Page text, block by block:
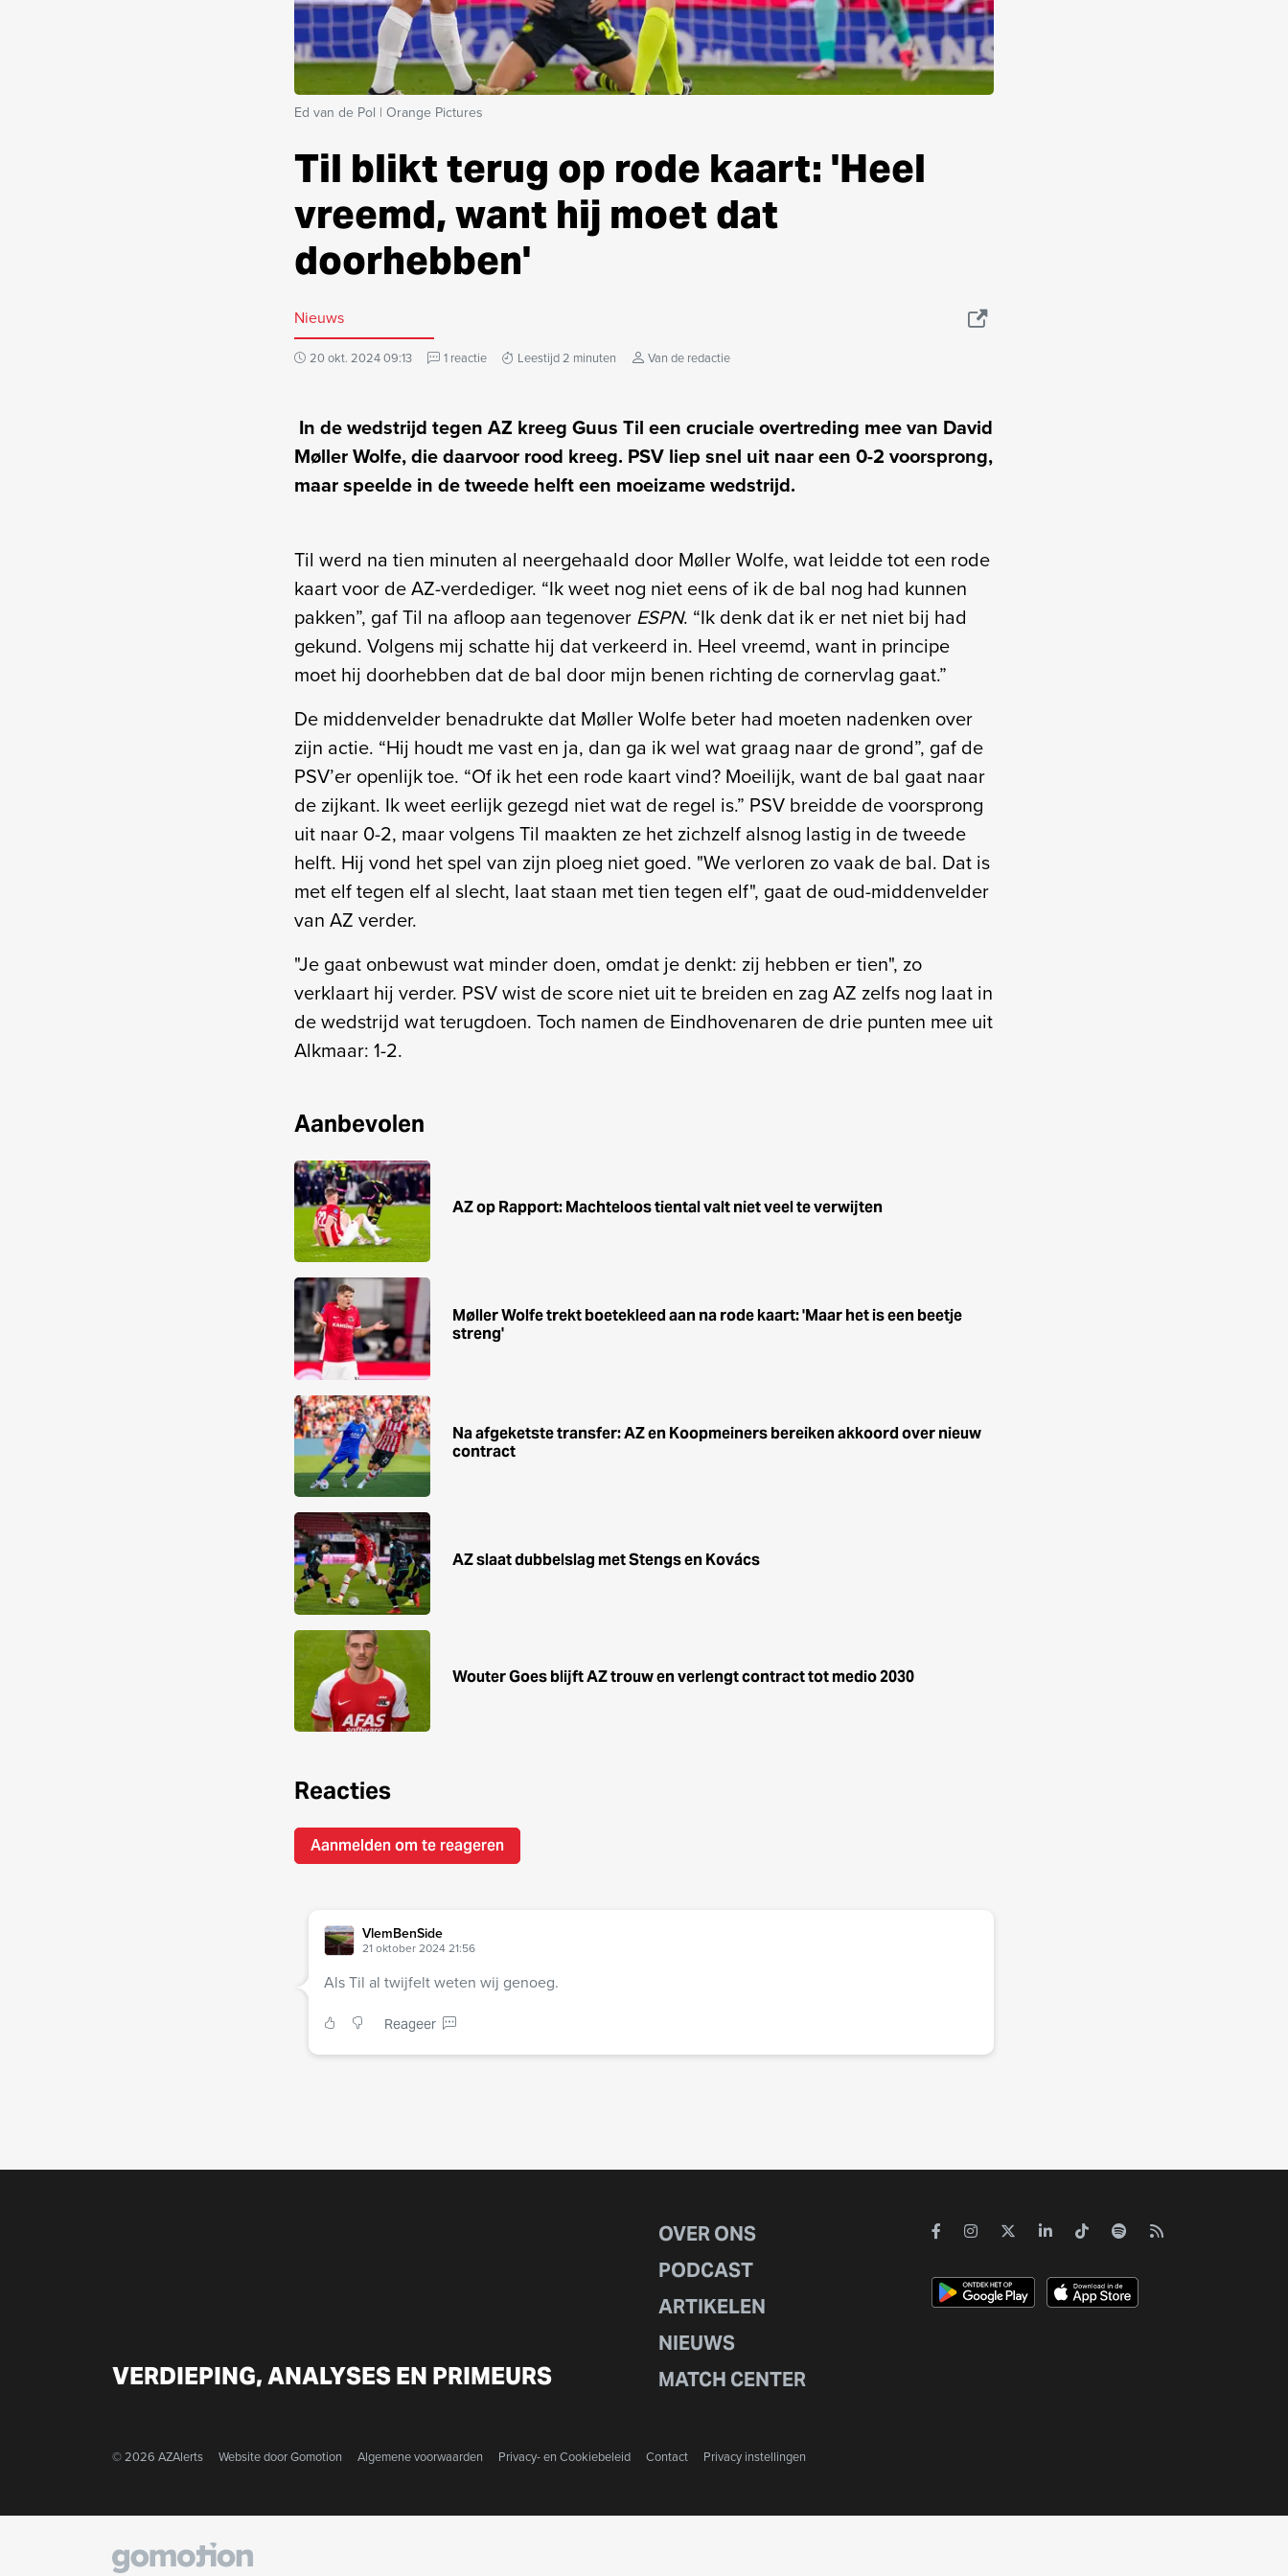
Ed van de Pol | Orange Pictures
Til blikt terug op rode kaart: 'Heel
vreemd, want hij moet dat
doorhebben'
Nieuws
20 okt. 2024 09:13 1 reactie Leestijd 2 minuten Van de redactie
In de wedstrijd tegen AZ kreeg Guus Til een cruciale overtreding mee van David
Møller Wolfe, die daarvoor rood kreeg. PSV liep snel uit naar een 0-2 voorsprong,
maar speelde in de tweede helft een moeizame wedstrijd.
Til werd na tien minuten al neergehaald door Møller Wolfe, wat leidde tot een rode
kaart voor de AZ-verdediger. “Ik weet nog niet eens of ik de bal nog had kunnen
pakken”, gaf Til na afloop aan tegenover ESPN. “Ik denk dat ik er net niet bij had
gekund. Volgens mij schatte hij dat verkeerd in. Heel vreemd, want in principe
moet hij doorhebben dat de bal door mijn benen richting de cornervlag gaat.”
De middenvelder benadrukte dat Møller Wolfe beter had moeten nadenken over
zijn actie. “Hij houdt me vast en ja, dan ga ik wel wat graag naar de grond”, gaf de
PSV’er openlijk toe. “Of ik het een rode kaart vind? Moeilijk, want de bal gaat naar
de zijkant. Ik weet eerlijk gezegd niet wat de regel is.” PSV breidde de voorsprong
uit naar 0-2, maar volgens Til maakten ze het zichzelf alsnog lastig in de tweede
helft. Hij vond het spel van zijn ploeg niet goed. "We verloren zo vaak de bal. Dat is
met elf tegen elf al slecht, laat staan met tien tegen elf", gaat de oud-middenvelder
van AZ verder.
"Je gaat onbewust wat minder doen, omdat je denkt: zij hebben er tien", zo
verklaart hij verder. PSV wist de score niet uit te breiden en zag AZ zelfs nog laat in
de wedstrijd wat terugdoen. Toch namen de Eindhovenaren de drie punten mee uit
Alkmaar: 1-2.
Aanbevolen
AZ op Rapport: Machteloos tiental valt niet veel te verwijten
Møller Wolfe trekt boetekleed aan na rode kaart: 'Maar het is een beetje
streng'
Na afgeketste transfer: AZ en Koopmeiners bereiken akkoord over nieuw
contract
AZ slaat dubbelslag met Stengs en Kovács
Wouter Goes blijft AZ trouw en verlengt contract tot medio 2030
Reacties
Aanmelden om te reageren
VlemBenSide
21 oktober 2024 21:56
Als Til al twijfelt weten wij genoeg.
Reageer
VERDIEPING, ANALYSES EN PRIMEURS
OVER ONS
PODCAST
ARTIKELEN
NIEUWS
MATCH CENTER
© 2026 AZAlerts Website doorGomotion Algemene voorwaarden Privacy- en Cookiebeleid Contact Privacy instellingen